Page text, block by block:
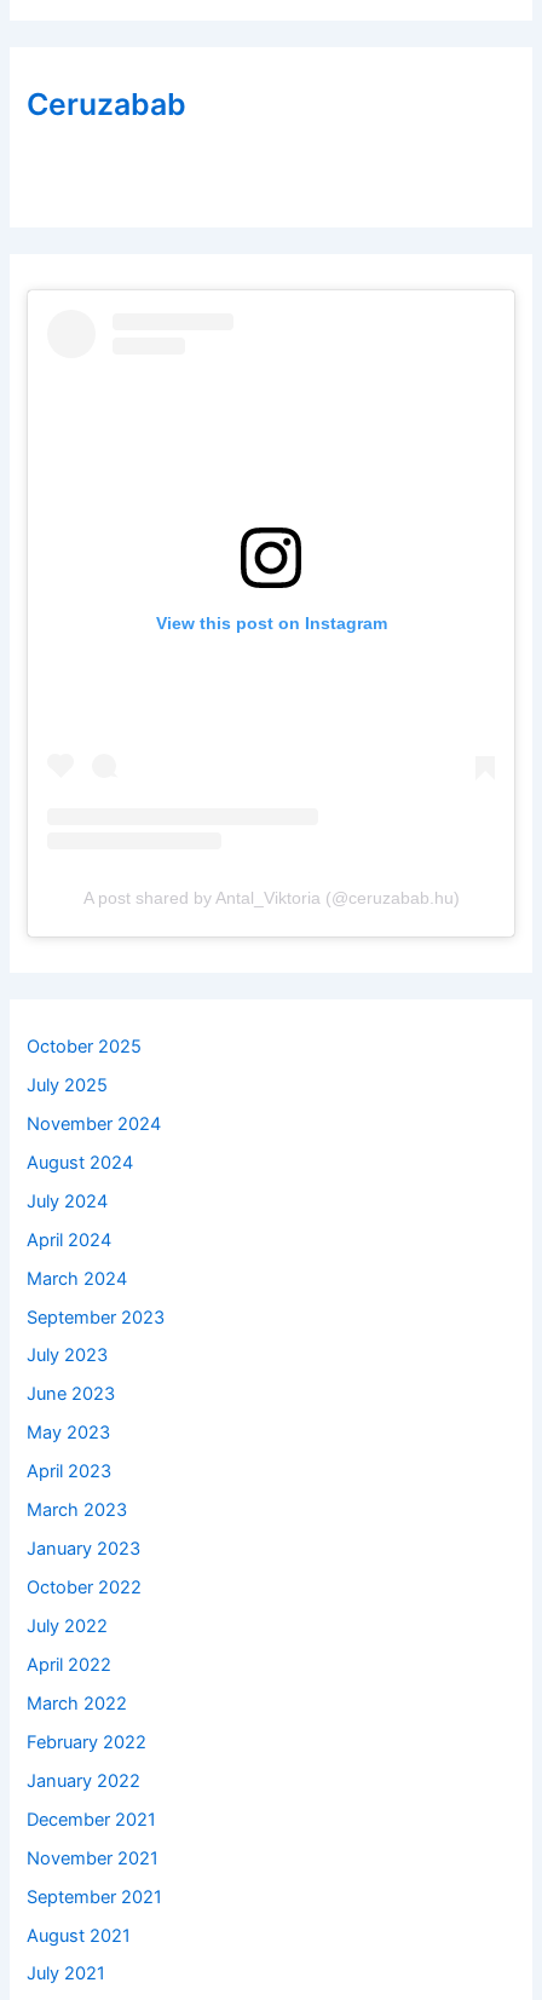
Ceruzabab
View this post on Instagram
A post shared by Antal_Viktoria (@ceruzabab.hu)
October 2025
July 2025
November 2024
August 2024
July 2024
April 2024
March 2024
September 2023
July 2023
June 2023
May 2023
April 2023
March 2023
January 2023
October 2022
July 2022
April 2022
March 2022
February 2022
January 2022
December 2021
November 2021
September 2021
August 2021
July 2021